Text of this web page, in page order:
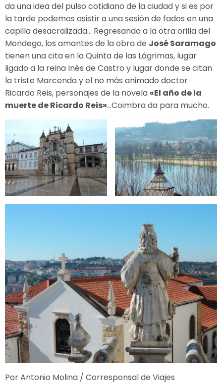
da una idea del pulso cotidiano de la ciudad y si es por
la tarde podemos asistir a una sesión de fados en una
capilla desacralizada… Regresando a la otra orilla del
Mondego, los amantes de la obra de José Saramago
tienen una cita en la Quinta de las Lágrimas, lugar
ligado a la reina Inés de Castro y lugar donde se citan
la triste Marcenda y el no más animado doctor
Ricardo Reis, personajes de la novela «El año de la
muerte de Ricardo Reis»…Coimbra da para mucho.
Por Antonio Molina / Corresponsal de Viajes